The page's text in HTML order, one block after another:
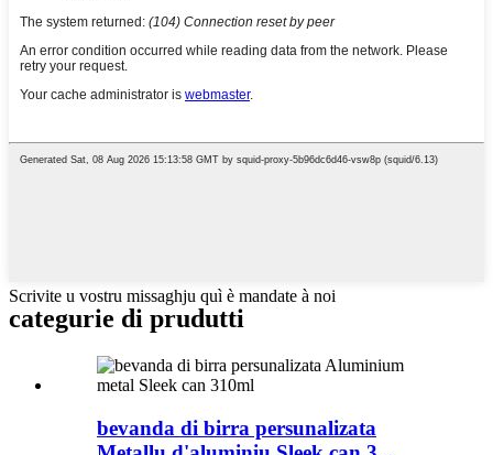
Scrivite u vostru missaghju quì è mandate à noi
categurie di prudutti
bevanda di birra persunalizata